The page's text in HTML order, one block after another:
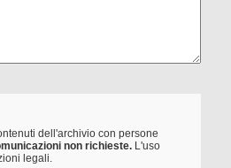
dell'archivio con persone
non richieste.L'uso
legali.